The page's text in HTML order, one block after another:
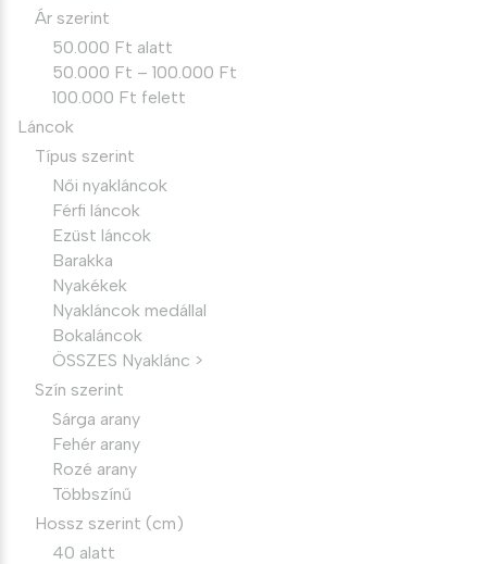
Ár szerint
50.000 Ft alatt
50.000 Ft – 100.000 Ft
100.000 Ft felett
Láncok
Típus szerint
Női nyakláncok
Férfi láncok
Ezüst láncok
Barakka
Nyakékek
Nyakláncok medállal
Bokaláncok
ÖSSZES Nyaklánc >
Szín szerint
Sárga arany
Fehér arany
Rozé arany
Többszínű
Hossz szerint (cm)
40 alatt